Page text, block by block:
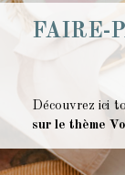
FAIRE-
Découvrez ici
sur le thème